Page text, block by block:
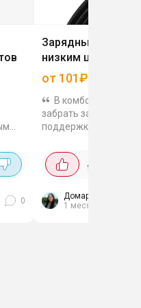
0
Зарядные кабели
низким ценам
от 101₽
В комбо-корзине
забрать зарядные
поддержкой быстрой
варианты и длины. В
минималка 1000₽,
бери разу несколько...
Домарева Ира
1 месяц назад